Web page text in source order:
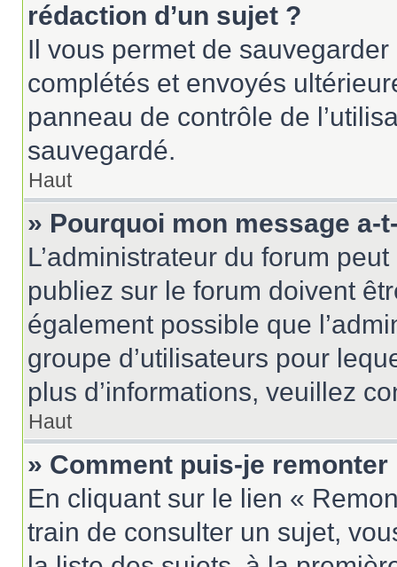
rédaction d’un sujet ?
Il vous permet de
complétés et envoyés
panneau de contrôle de
sauvegardé.
Haut
» Pourquoi mon message a-
L’administrateur du forum
publiez sur le forum doivent
également possible que
groupe d’utilisateurs pour
plus d’informations, veuillez
Haut
» Comment puis-je
En cliquant sur le lien «
train de consulter un sujet,